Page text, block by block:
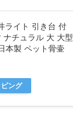
ライト 引き台 付
チュラル 大 大型
本製 ペット骨壷
ング